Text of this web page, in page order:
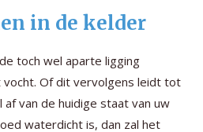
in de kelder
toch wel aparte ligging
Of dit vervolgens leidt tot
van de huidige staat van uw
waterdicht is, dan zal het